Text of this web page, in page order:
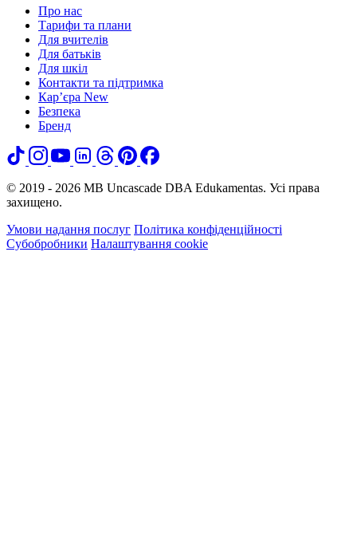
Про нас
Тарифи та плани
Для вчителів
Для батьків
Для шкіл
Контакти та підтримка
Кар’єра New
Безпека
Бренд
© 2019 - 2026 MB Uncascade DBA Edukamentas. Усі права
захищено.
Умови надання послуг Політика конфіденційності
Субобробники Налаштування cookie